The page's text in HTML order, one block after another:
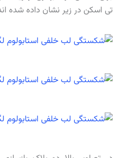
تی اسکن در زیر نشان داده شده